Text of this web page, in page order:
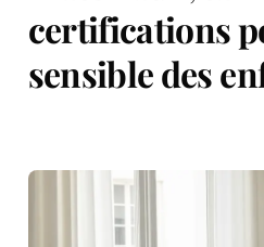
certifications
sensible des